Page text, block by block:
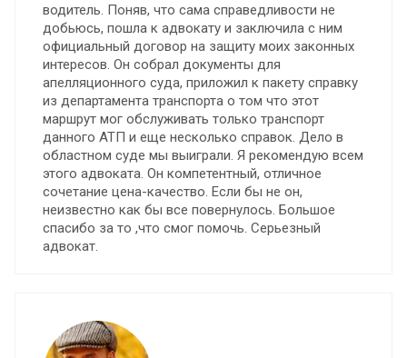
водитель. Поняв, что сама справедливости не
добьюсь, пошла к адвокату и заключила с ним
официальный договор на защиту моих законных
интересов. Он собрал документы для
апелляционного суда, приложил к пакету справку
из департамента транспорта о том что этот
маршрут мог обслуживать только транспорт
данного АТП и еще несколько справок. Дело в
областном суде мы выиграли. Я рекомендую всем
этого адвоката. Он компетентный, отличное
сочетание цена-качество. Если бы не он,
неизвестно как бы все повернулось. Большое
спасибо за то ,что смог помочь. Серьезный
адвокат.